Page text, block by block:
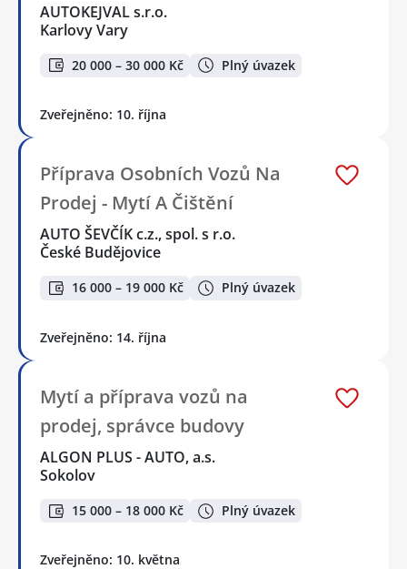
AUTOKEJVAL s.r.o.
Karlovy Vary
20 000 – 30 000 Kč Plný úvazek
Zveřejněno: 10. října
Příprava Osobních Vozů Na
Prodej - Mytí A Čištění
AUTO ŠEVČÍK c.z., spol. s r.o.
České Budějovice
16 000 – 19 000 Kč Plný úvazek
Zveřejněno: 14. října
Mytí a příprava vozů na
prodej, správce budovy
ALGON PLUS - AUTO, a.s.
Sokolov
15 000 – 18 000 Kč Plný úvazek
Zveřejněno: 10. května